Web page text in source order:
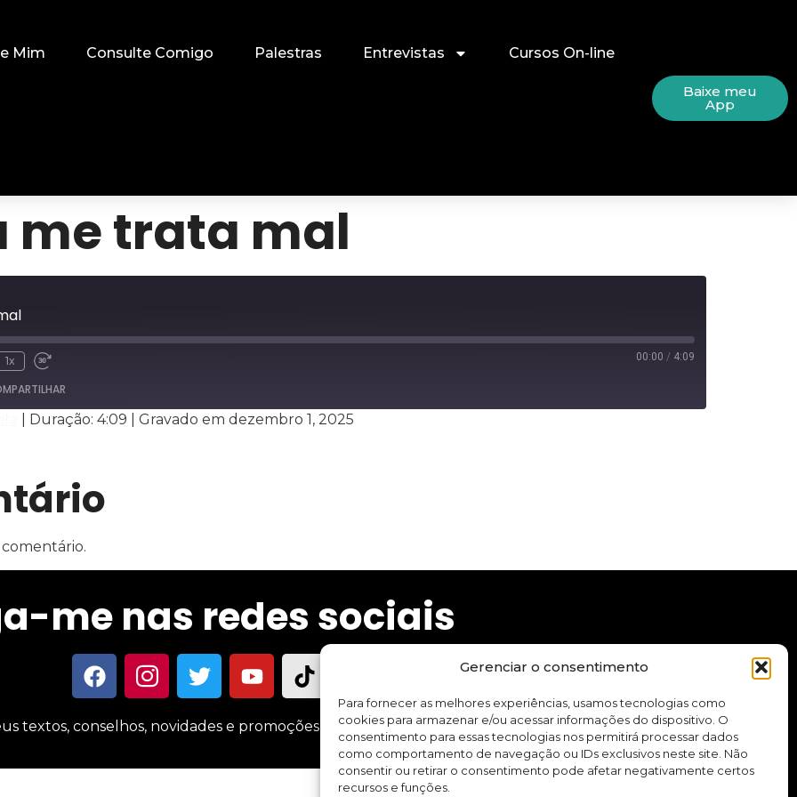
Gerenciar o consentimento
Para fornecer as melhores experiências, usamos tecnologias como
cookies para armazenar e/ou acessar informações do dispositivo. O
consentimento para essas tecnologias nos permitirá processar dados
como comportamento de navegação ou IDs exclusivos neste site. Não
consentir ou retirar o consentimento pode afetar negativamente certos
recursos e funções.
Mim Consulte Comigo Palestras Entrevistas Cursos On-line
Baixe meu
App
me trata mal
1x 00:00 / 4:09
Duração: 4:09 Gravado em dezembro 1, 2025
me nas redes sociais
textos, conselhos, novidades e promoções sobre meus cursos e aplicativo.